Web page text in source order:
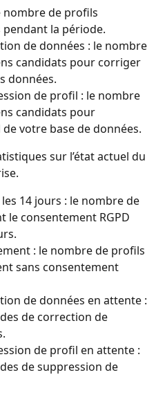
nombre de profils
la période.
de données : le nombre
candidats pour corriger
données.
de profil : le nombre
candidats pour
votre base de données.
sur l’état actuel du
14 jours : le nombre de
le consentement RGPD
: le nombre de profils
sans consentement
de données en attente :
de correction de
de profil en attente :
de suppression de